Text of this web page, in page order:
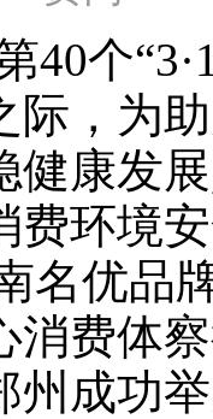
40个
际，为
健康发
费环境
名优品
消费体
州成功